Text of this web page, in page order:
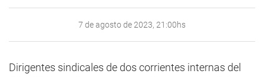
7 de agosto de 2023, 21:00hs
Dirigentes sindicales de dos corrientes internas del